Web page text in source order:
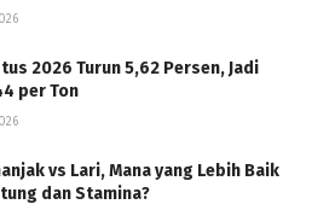
2026 Turun 5,62 Persen, Jadi
per Ton
vs Lari, Mana yang Lebih Baik
dan Stamina?